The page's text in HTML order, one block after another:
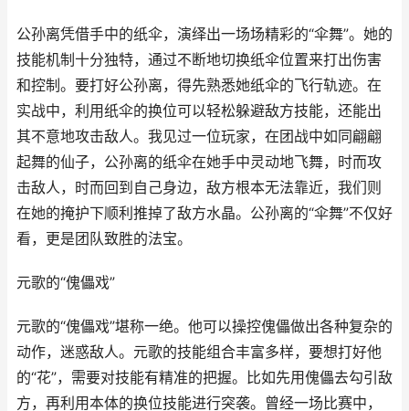
公孙离凭借手中的纸伞，演绎出一场场精彩的“伞舞”。她的
技能机制十分独特，通过不断地切换纸伞位置来打出伤害
和控制。要打好公孙离，得先熟悉她纸伞的飞行轨迹。在
实战中，利用纸伞的换位可以轻松躲避敌方技能，还能出
其不意地攻击敌人。我见过一位玩家，在团战中如同翩翩
起舞的仙子，公孙离的纸伞在她手中灵动地飞舞，时而攻
击敌人，时而回到自己身边，敌方根本无法靠近，我们则
在她的掩护下顺利推掉了敌方水晶。公孙离的“伞舞”不仅好
看，更是团队致胜的法宝。
元歌的“傀儡戏”
元歌的“傀儡戏”堪称一绝。他可以操控傀儡做出各种复杂的
动作，迷惑敌人。元歌的技能组合丰富多样，要想打好他
的“花”，需要对技能有精准的把握。比如先用傀儡去勾引敌
方，再利用本体的换位技能进行突袭。曾经一场比赛中，